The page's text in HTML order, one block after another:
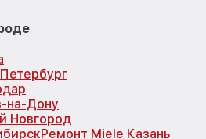
на-Дону
Новгород
Ремонт Miele Казань